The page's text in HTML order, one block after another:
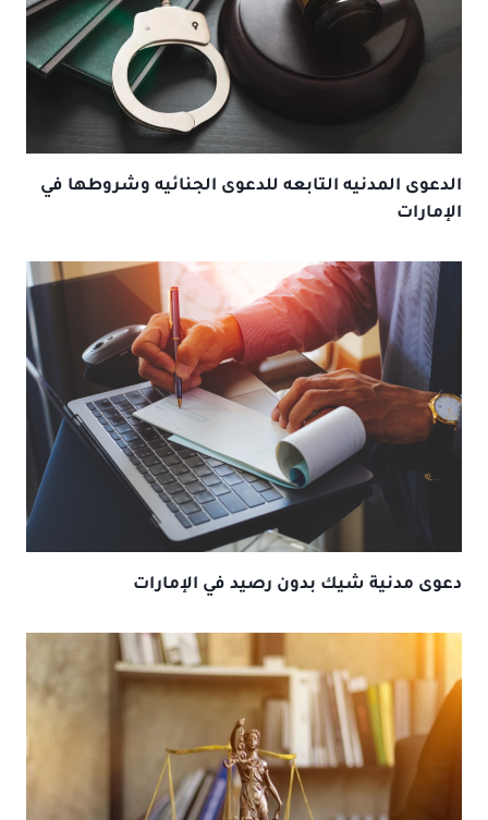
الدعوى المدنيه التابعه للدعوى الجنائيه وشروطها في
الإمارات
دعوى مدنية شيك بدون رصيد في الإمارات